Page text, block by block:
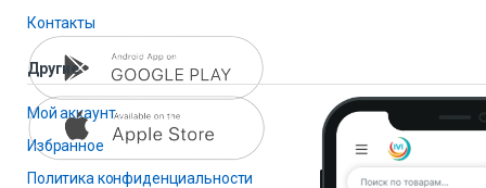
Контакты
Другие
Мой аккаунт
Избранное
Политика конфиденциальности